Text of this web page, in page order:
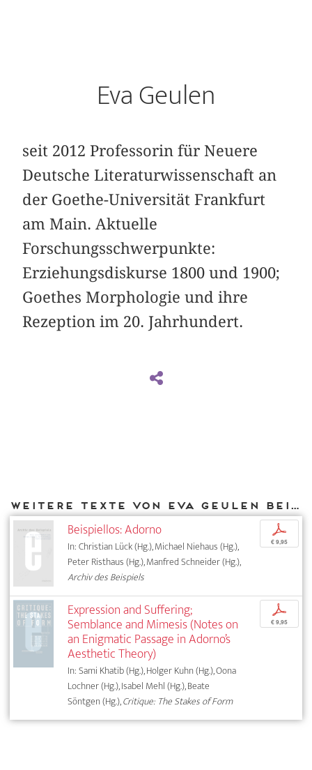
Eva Geulen
seit 2012 Professorin für Neuere
Deutsche Literaturwissenschaft an
der Goethe-Universität Frankfurt
am Main. Aktuelle
Forschungsschwerpunkte:
Erziehungsdiskurse 1800 und 1900;
Goethes Morphologie und ihre
Rezeption im 20. Jahrhundert.
Weitere Texte von Eva Geulen bei DIAPHANES
Beispiellos: Adorno
In: Christian Lück (Hg.), Michael Niehaus (Hg.),
Peter Risthaus (Hg.), Manfred Schneider (Hg.),
Archiv des Beispiels
p
€ 9,95
Expression and Suffering;
Semblance and Mimesis (Notes on
an Enigmatic Passage in Adorno’s
Aesthetic Theory)
In: Sami Khatib (Hg.), Holger Kuhn (Hg.), Oona
Lochner (Hg.), Isabel Mehl (Hg.), Beate
Söntgen (Hg.),Critique: The Stakes of Form
p
€ 9,95